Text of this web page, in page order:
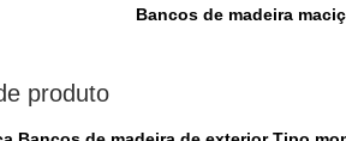
Bancos de madeira
produto